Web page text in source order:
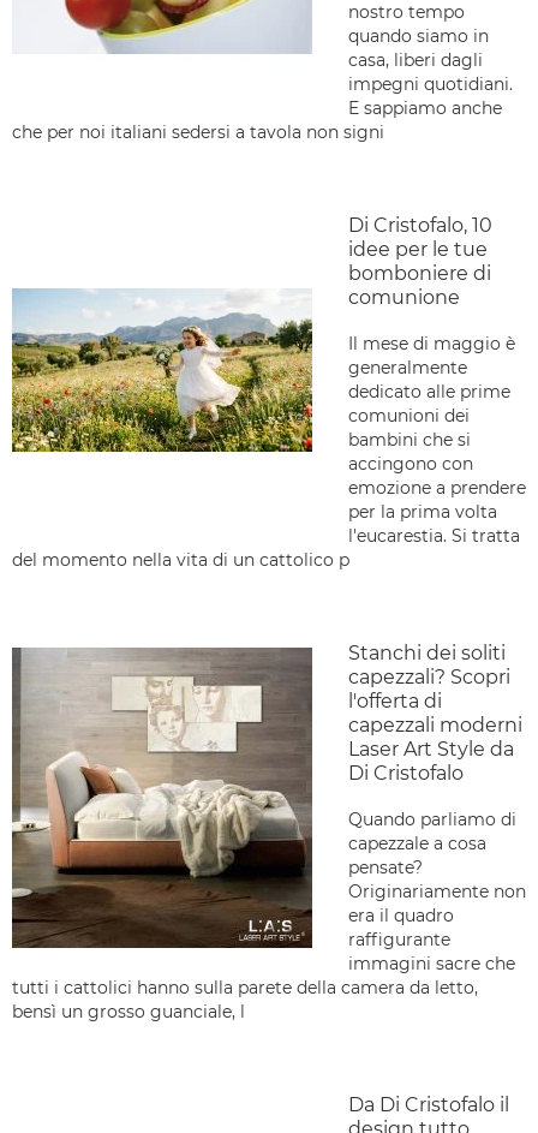
nostro tempo
quando siamo in
casa, liberi dagli
impegni quotidiani.
E sappiamo anche
che per noi italiani sedersi a tavola non signi
Di Cristofalo, 10
idee per le tue
bomboniere di
comunione
Il mese di maggio è
generalmente
dedicato alle prime
comunioni dei
bambini che si
accingono con
emozione a prendere
per la prima volta
l'eucarestia. Si tratta
del momento nella vita di un cattolico p
Stanchi dei soliti
capezzali? Scopri
l'offerta di
capezzali moderni
Laser Art Style da
Di Cristofalo
Quando parliamo di
capezzale a cosa
pensate?
Originariamente non
era il quadro
raffigurante
immagini sacre che
tutti i cattolici hanno sulla parete della camera da letto,
bensì un grosso guanciale, l
Da Di Cristofalo il